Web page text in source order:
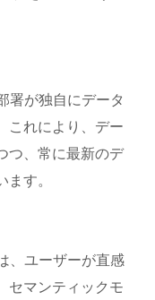
署が独自にデータ
これにより、デー
つ、常に最新のデ
す。
、ユーザーが直感
セマンティックモ